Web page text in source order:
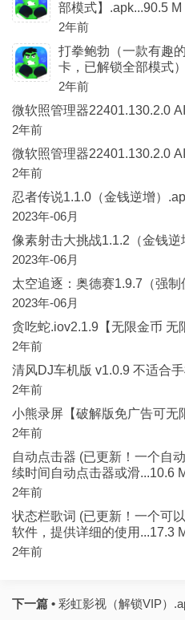
部模式】.apk...90.5 M
2年前
打拳鲍勃（一款有趣
卡，已解锁全部模式
2年前
微软照管理器22401.130.2.0
2年前
微软照管理器22401.130.2.0
2年前
忍者传说1.1.0（金钱逆增）
2023年-06月
像素射击大挑战1.1.2（金钱逆
2023年-06月
太空追逐：奥德赛1.9.7（强
2023年-06月
贪吃蛇.iov2.1.9【无限金币 无
2年前
清风DJ车机版 v1.0.9 不适合
2年前
小熊录屏【破解版免广告可无
2年前
自动点击器 (已更新！一个自
续时间自动点击器或滑...10.6
2年前
状态栏歌词 (已更新！一个可
软件，提供详细的使用...17.3
2年前
下一篇 • 彩虹影视（解锁VIP）